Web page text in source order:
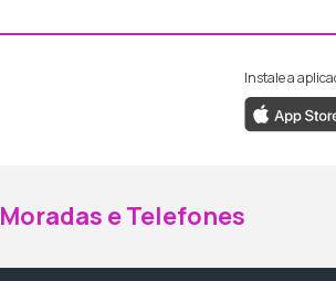
ao Facebook da RTP
ao Instagram da
Instale a
Moradas e Telefones